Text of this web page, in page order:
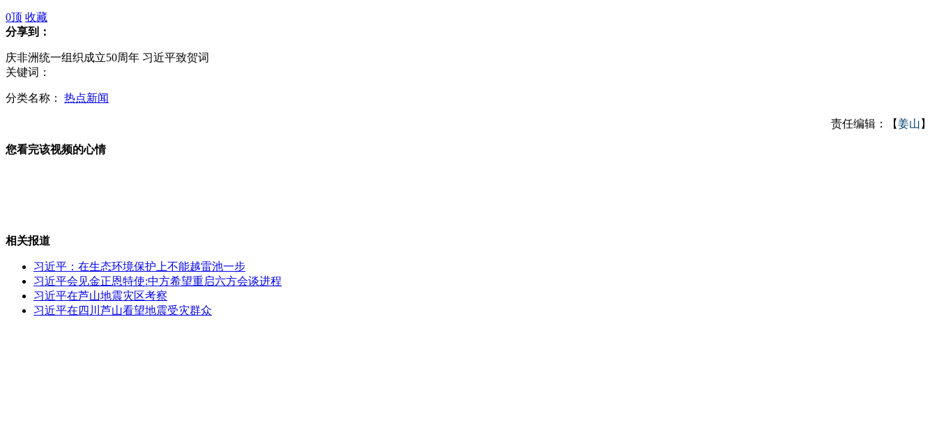
美研制军用"杀人机器人"
日本首相在缅参拜二战阵亡日军墓
0顶 收藏
分享到：
庆非洲统一组织成立50周年 习近平致贺词
关键词：
分类名称： 热点新闻
责任编辑：【姜山 】
您看完该视频的心情
相关报道
习近平：在生态环境保护上不能越雷池一步
习近平会见金正恩特使:中方希望重启六方会谈进程
习近平在芦山地震灾区考察
习近平在四川芦山看望地震受灾群众